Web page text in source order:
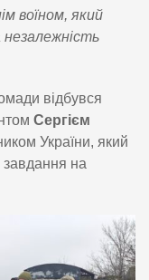
воїном, який
відбувся
Сергієм
України, який
завдання на